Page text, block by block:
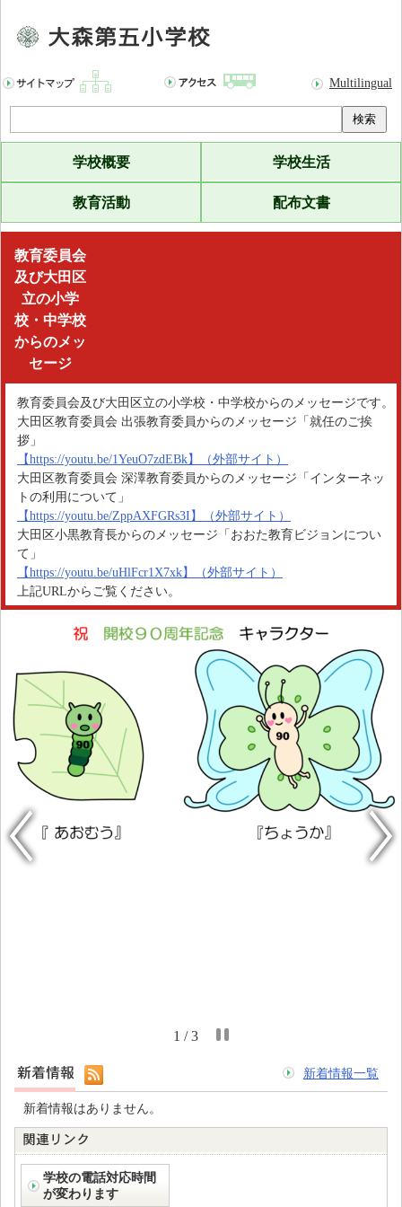
Multilingual
検索
学校概要 学校生活
教育活動 配布文書
大
森
五
小
教育委員会
及び大田区
立の小学
校・中学校
からのメッ
セージ
教育委員会及び大田区立の小学校・中学校からのメッセージです。
大田区教育委員会 出張教育委員からのメッセージ「就任のご挨
拶」
【https://youtu.be/1YeuO7zdEBk】（外部サイト）
大田区教育委員会 深澤教育委員からのメッセージ「インターネッ
トの利用について」
【https://youtu.be/ZppAXFGRs3I】（外部サイト）
大田区小黒教育長からのメッセージ「おおた教育ビジョンについ
て」
【https://youtu.be/uHlFcr1X7xk】（外部サイト）
上記URLからご覧ください。
1 / 3
新着情報一覧
新着情報はありません。
学校の電話対応時間
が変わります